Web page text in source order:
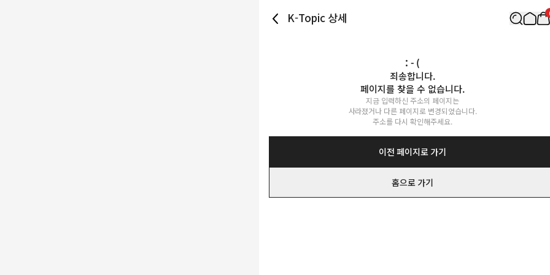
K-Topic 상세
: - (
죄송합니다.
페이지를 찾을 수 없습니다.
지금 입력하신 주소의 페이지는
사라졌거나 다른 페이지로 변경되었습니다.
주소를 다시 확인해주세요.
이전 페이지로 가기
홈으로 가기